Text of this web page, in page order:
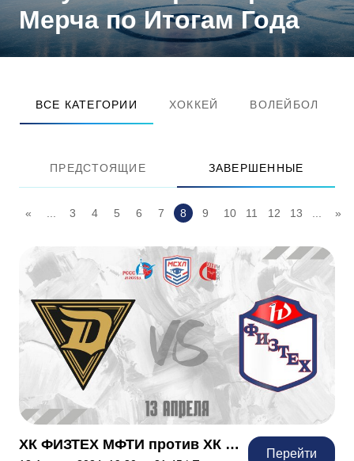
Мерча по Итогам Года
ВСЕ КАТЕГОРИИ ХОККЕЙ ВОЛЕЙБОЛ
ПРЕДСТОЯЩИЕ ЗАВЕРШЕННЫЕ
« 3 4 5 6 7 8 9 10 11 12 13 »
ХК ФИЗТЕХ МФТИ против ХК Дипломаты МГИМО
Перейти